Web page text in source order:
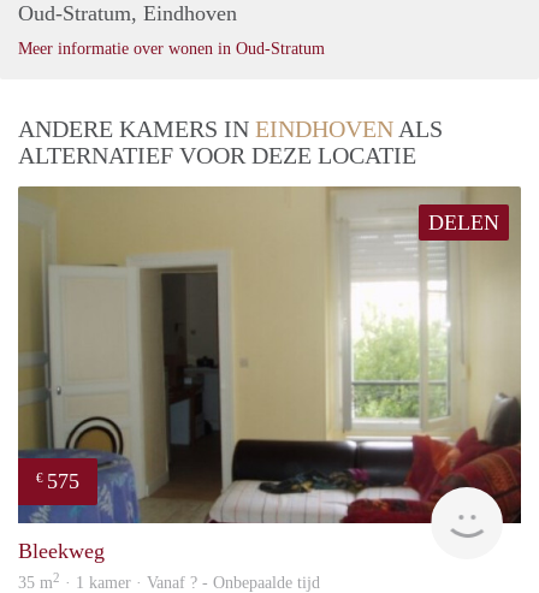
Oud-Stratum, Eindhoven
Meer informatie over wonen in Oud-Stratum
ANDERE KAMERS IN EINDHOVEN ALS
ALTERNATIEF VOOR DEZE LOCATIE
DELEN
€ 575
Bleekweg
35 m2 · 1 kamer · Vanaf ? - Onbepaalde tijd